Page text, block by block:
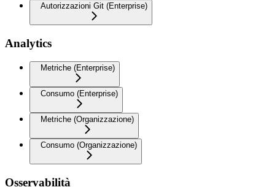
Autorizzazioni Git (Enterprise)
Analytics
Metriche (Enterprise)
Consumo (Enterprise)
Metriche (Organizzazione)
Consumo (Organizzazione)
Osservabilità